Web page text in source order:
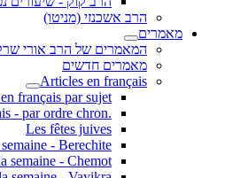
הרב אשכנזי (מניטו)
מאמרים
המאמרים של הרב אורי
מאמרים חדשים
Articles en français
français par sujet
.Articles en français - par ordre chron
Les fêtes juives
- Berechite
semaine - Chemot